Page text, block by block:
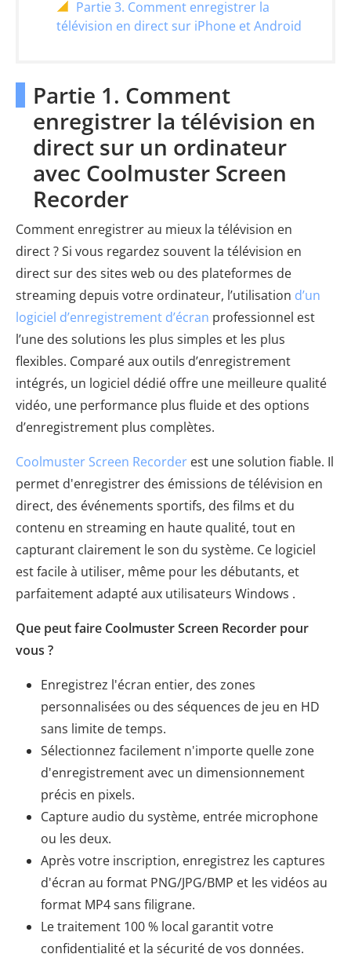
Partie 3. Comment enregistrer la
télévision en direct sur iPhone et Android
Partie 1. Comment
enregistrer la télévision en
direct sur un ordinateur
avec Coolmuster Screen
Recorder
Comment enregistrer au mieux la télévision en
direct ? Si vous regardez souvent la télévision en
direct sur des sites web ou des plateformes de
streaming depuis votre ordinateur, l’utilisation d’un
logiciel d’enregistrement d’écran professionnel est
l’une des solutions les plus simples et les plus
flexibles. Comparé aux outils d’enregistrement
intégrés, un logiciel dédié offre une meilleure qualité
vidéo, une performance plus fluide et des options
d’enregistrement plus complètes.
Coolmuster Screen Recorder est une solution fiable. Il
permet d'enregistrer des émissions de télévision en
direct, des événements sportifs, des films et du
contenu en streaming en haute qualité, tout en
capturant clairement le son du système. Ce logiciel
est facile à utiliser, même pour les débutants, et
parfaitement adapté aux utilisateurs Windows .
Que peut faire Coolmuster Screen Recorder pour
vous ?
Enregistrez l'écran entier, des zones
personnalisées ou des séquences de jeu en HD
sans limite de temps.
Sélectionnez facilement n'importe quelle zone
d'enregistrement avec un dimensionnement
précis en pixels.
Capture audio du système, entrée microphone
ou les deux.
Après votre inscription, enregistrez les captures
d'écran au format PNG/JPG/BMP et les vidéos au
format MP4 sans filigrane.
Le traitement 100 % local garantit votre
confidentialité et la sécurité de vos données.